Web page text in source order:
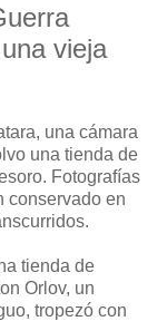
vieja
una cámara
una tienda de
Fotografías
conservado en
.
tienda de
Orlov, un
, tropezó con